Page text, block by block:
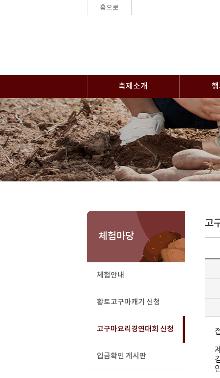
홈으로
축제소개
체험마당
체험안내
황토고구마캐기 신청
고구마요리경연대회 신청
입금확인 게시판
고